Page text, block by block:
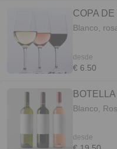
COPA DE
Blanco,
desde
€ 6.50
Blanco,
desde